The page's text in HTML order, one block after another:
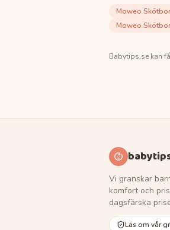
Moweo
Moweo
Babytips.se kan
Vi granskar
komfort och
dagsfärska
Läs om vår